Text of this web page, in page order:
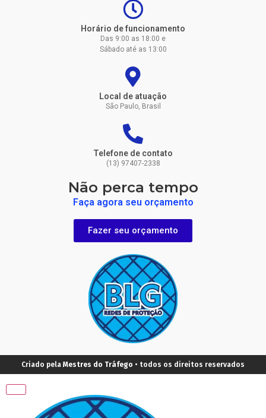
Horário de funcionamento
Das 9:00 as 18:00 e
Sábado até as 13:00
Local de atuação
São Paulo, Brasil
Telefone de contato
(13) 97407-2338
Não perca tempo
Faça agora seu orçamento
Fazer seu orçamento
Criado pela Mestres do Tráfego • todos os direitos reservados